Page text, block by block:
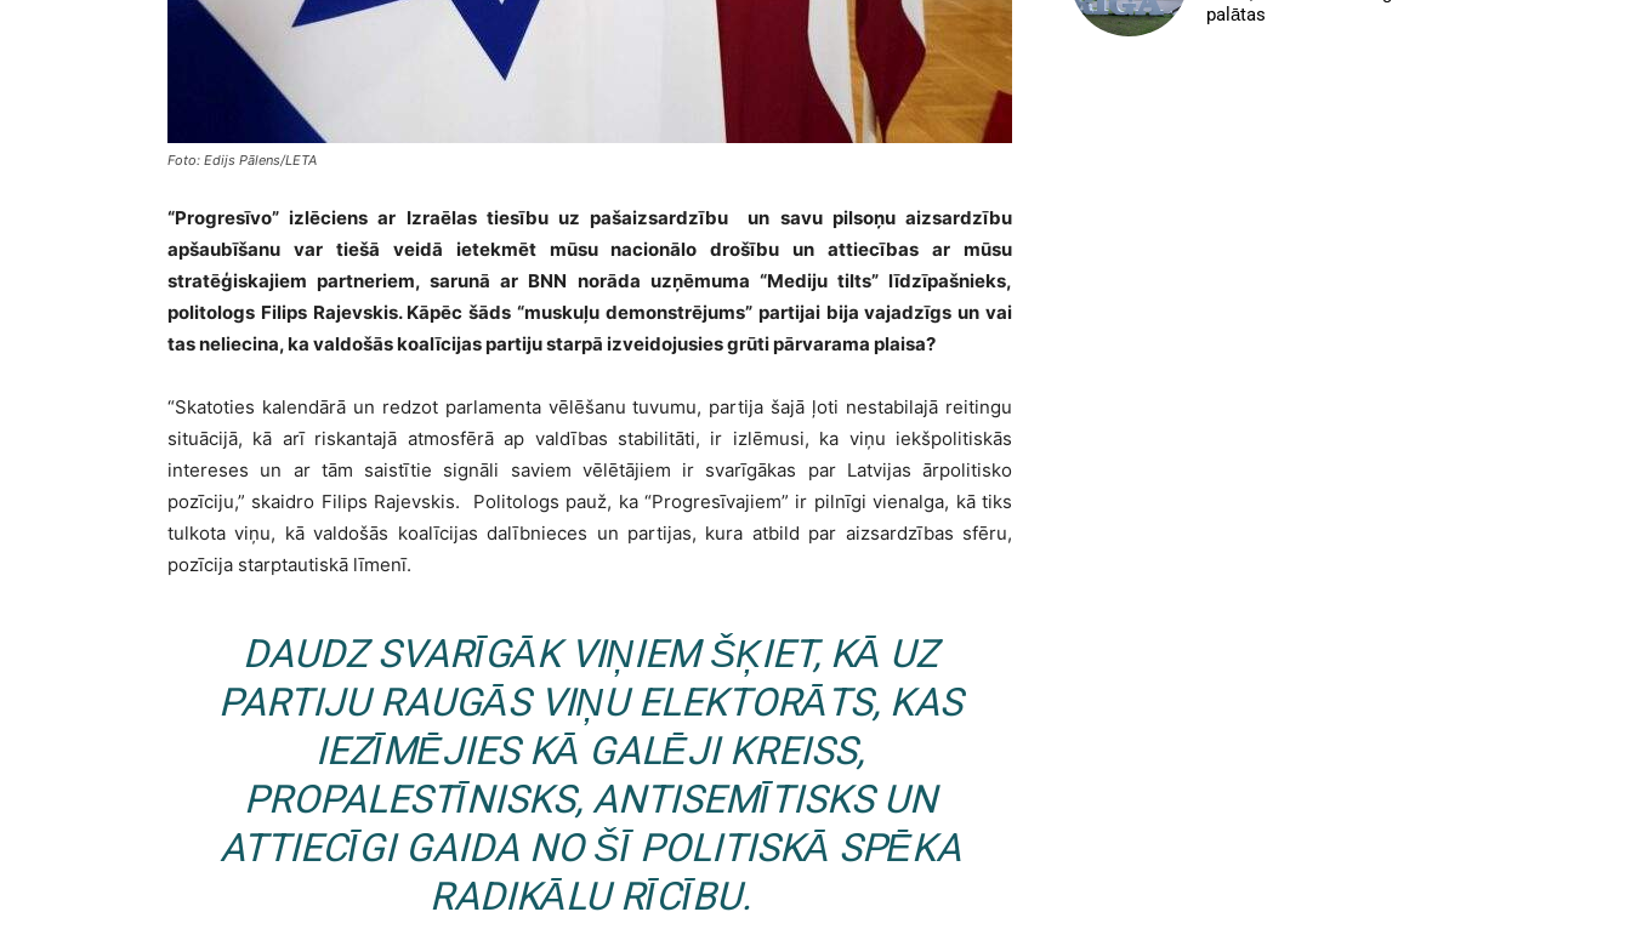
Foto: Edijs Pālens/LETA
“Progresīvo” izlēciens ar Izraēlas tiesību uz pašaizsardzību un savu pilsoņu aizsardzību
apšaubīšanu var tiešā veidā ietekmēt mūsu nacionālo drošību un attiecības ar mūsu
stratēģiskajiem partneriem, sarunā ar BNN norāda uzņēmuma “Mediju tilts” līdzīpašnieks,
politologs Filips Rajevskis. Kāpēc šāds “muskuļu demonstrējums” partijai bija vajadzīgs un vai
tas neliecina, ka valdošās koalīcijas partiju starpā izveidojusies grūti pārvarama plaisa?
“Skatoties kalendārā un redzot parlamenta vēlēšanu tuvumu, partija šajā ļoti nestabilajā reitingu
situācijā, kā arī riskantajā atmosfērā ap valdības stabilitāti, ir izlēmusi, ka viņu iekšpolitiskās
intereses un ar tām saistītie signāli saviem vēlētājiem ir svarīgākas par Latvijas ārpolitisko
pozīciju,” skaidro Filips Rajevskis. Politologs pauž, ka “Progresīvajiem” ir pilnīgi vienalga, kā tiks
tulkota viņu, kā valdošās koalīcijas dalībnieces un partijas, kura atbild par aizsardzības sfēru,
pozīcija starptautiskā līmenī.
DAUDZ SVARĪGĀK VIŅIEM ŠĶIET, KĀ UZ
PARTIJU RAUGĀS VIŅU ELEKTORĀTS, KAS
IEZĪMĒJIES KĀ GALĒJI KREISS,
PROPALESTĪNISKS, ANTISEMĪTISKS UN
ATTIECĪGI GAIDA NO ŠĪ POLITISKĀ SPĒKA
RADIKĀLU RĪCĪBU.
palātas